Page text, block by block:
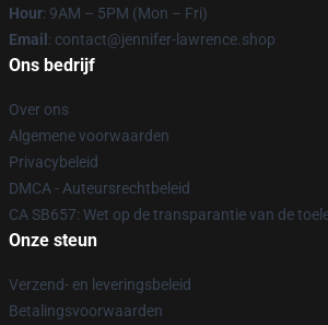
Hour: 9AM – 5PM (Mon – Fri)
Email : contact@jennifer-lawrence.shop
Ons bedrijf
Over ons
Algemene voorwaarden
Privacybeleid
DMCA - Auteursrechtbeleid
CA SB657: Wet op de transparantie van de
Onze steun
Verzend- en leveringsbeleid
Betalingsvoorwaarden